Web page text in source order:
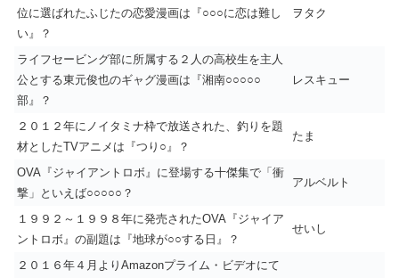
位に選ばれたふじたの恋愛漫画は『○○○に恋は難し
い』？
ヲタク
ライフセービング部に所属する２人の高校生を主人
公とする東元俊也のギャグ漫画は『湘南○○○○○
部』？
レスキュー
２０１２年にノイタミナ枠で放送された、釣りを題
材としたTVアニメは『つり○』？
たま
OVA『ジャイアントロボ』に登場する十傑集で「衝
撃」といえば○○○○○？
アルベルト
１９９２～１９９８年に発売されたOVA『ジャイア
ントロボ』の副題は『地球が○○する日』？
せいし
２０１６年４月よりAmazonプライム・ビデオにて